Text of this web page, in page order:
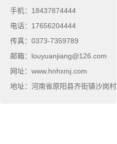
手机：18437874444
电话：17656204444
传真：0373-7359789
邮箱：louyuanjiang@126.com
网址：www.hnhxmj.com
地址：河南省原阳县齐街镇沙岗村